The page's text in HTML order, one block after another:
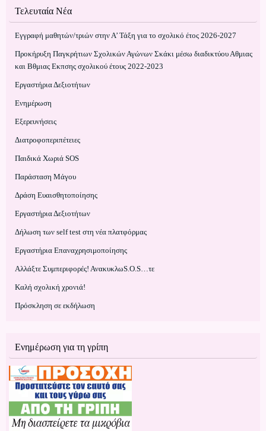
Τελευταία Νέα
Εγγραφή μαθητών/τριών στην Α’ Τάξη για το σχολικό έτος 2026-2027
Προκήρυξη Παγκρήτιων Σχολικών Αγώνων Σκάκι μέσω διαδικτύου Αθμιας
και Βθμιας Εκπσης σχολικού έτους 2022-2023
Εργαστήρια Δεξιοτήτων
Ενημέρωση
Εξερευνήσεις
Διατροφοπεριπέτειες
Παιδικά Χωριά SOS
Παράσταση Μάγου
Δράση Ευαισθητοποίησης
Εργαστήρια Δεξιοτήτων
Δήλωση των self test στη νέα πλατφόρμας
Εργαστήρια Επαναχρησιμοποίησης
Αλλάξτε Συμπεριφορές! ΑνακυκλωS.O.S…τε
Kαλή σχολική χρονιά!
Πρόσκληση σε εκδήλωση
Ενημέρωση για τη γρίπη